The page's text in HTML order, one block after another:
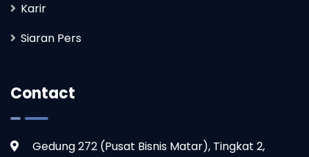
Karir
Siaran Pers
Contact
Gedung 272 (Pusat Bisnis Matar), Tingkat 2,